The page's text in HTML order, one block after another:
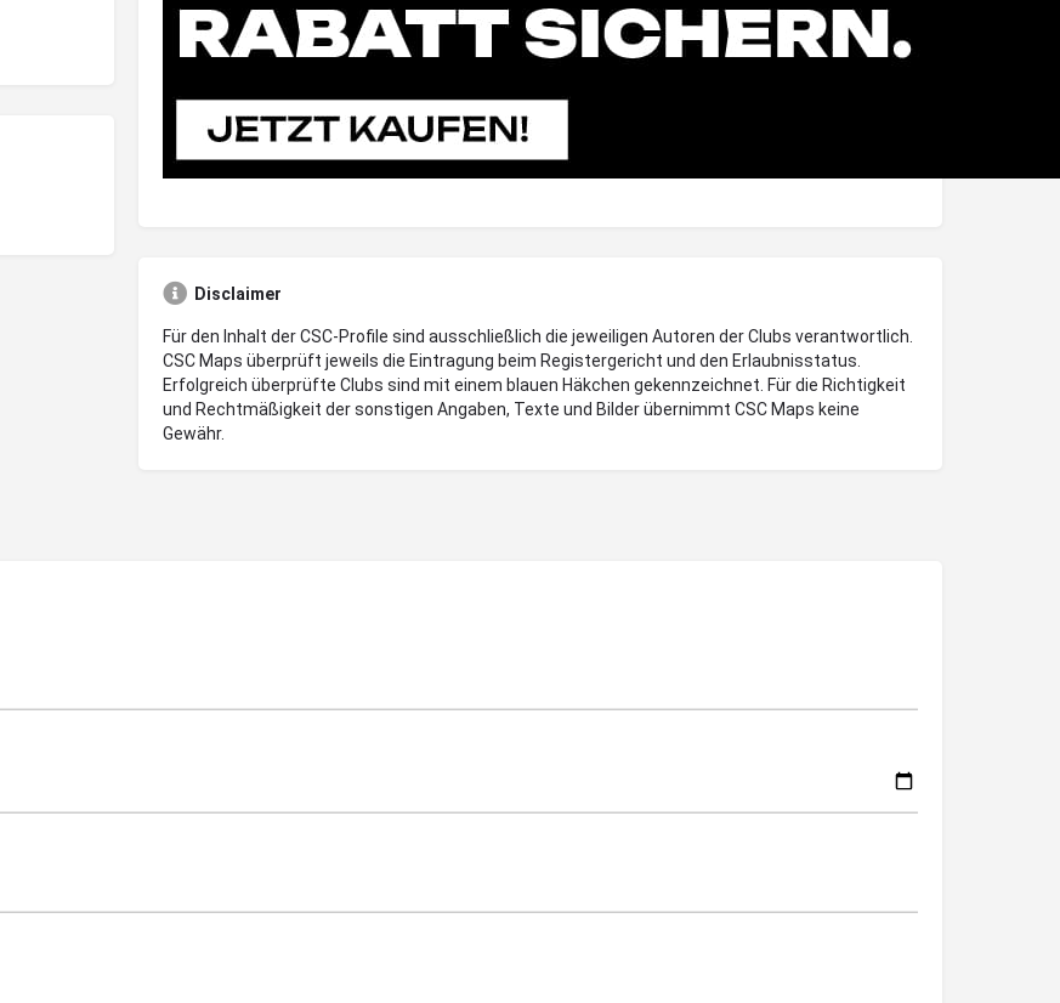
Disclaimer
Für den Inhalt der CSC-Profile sind ausschließlich die jeweiligen Autoren der Clubs verantwortlich.
CSC Maps überprüft jeweils die Eintragung beim Registergericht und den Erlaubnisstatus.
Erfolgreich überprüfte Clubs sind mit einem blauen Häkchen gekennzeichnet. Für die Richtigkeit
und Rechtmäßigkeit der sonstigen Angaben, Texte und Bilder übernimmt CSC Maps keine
Gewähr.